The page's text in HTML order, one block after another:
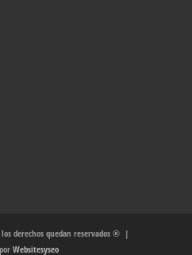
derechos quedan reservados ® |
Websitesyseo